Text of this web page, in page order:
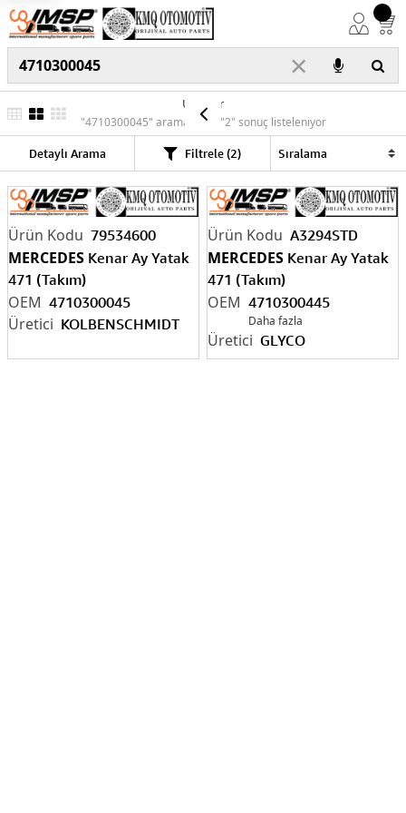
×
Ürünler
"4710300045" araması için "2" sonuç listeleniyor
Detaylı Arama Filtrele (2)
79534600
4710300045
MERCEDES Kenar Ay Yatak
471 (Takım)
KOLBENSCHMIDT
A3294STD
4710300445
Daha fazla
MERCEDES Kenar Ay Yatak
471 (Takım)
GLYCO